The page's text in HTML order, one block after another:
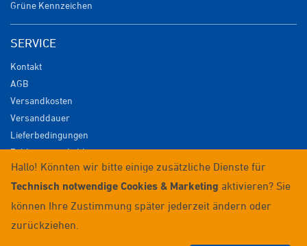
Grüne Kennzeichen
SERVICE
Kontakt
AGB
Versandkosten
Versanddauer
Lieferbedingungen
Zahlungsmöglichkeiten
Datenschutz
Impressum
Widerrufsrecht
Anmelden / Registrieren
Hallo! Könnten wir bitte einige zusätzliche Dienste für
Technisch notwendige Cookies & Marketing aktivieren? Sie
können Ihre Zustimmung später jederzeit ändern oder
zurückziehen.